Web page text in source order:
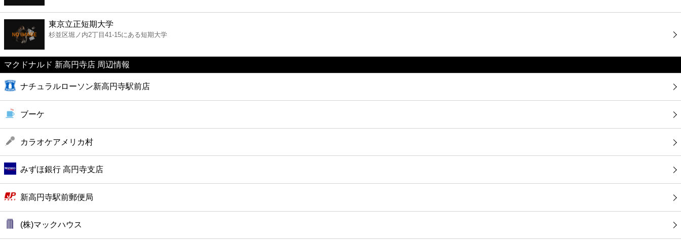
ファーストフード
カフェ
ショッピング
銀行
ホテル
東京立正短期大学
杉並区堀ノ内2丁目41-15にある短期大学
マクドナルド 新高円寺店 周辺情報
ナチュラルローソン新高円寺駅前店
ブーケ
カラオケアメリカ村
みずほ銀行 高円寺支店
新高円寺駅前郵便局
(株)マックハウス